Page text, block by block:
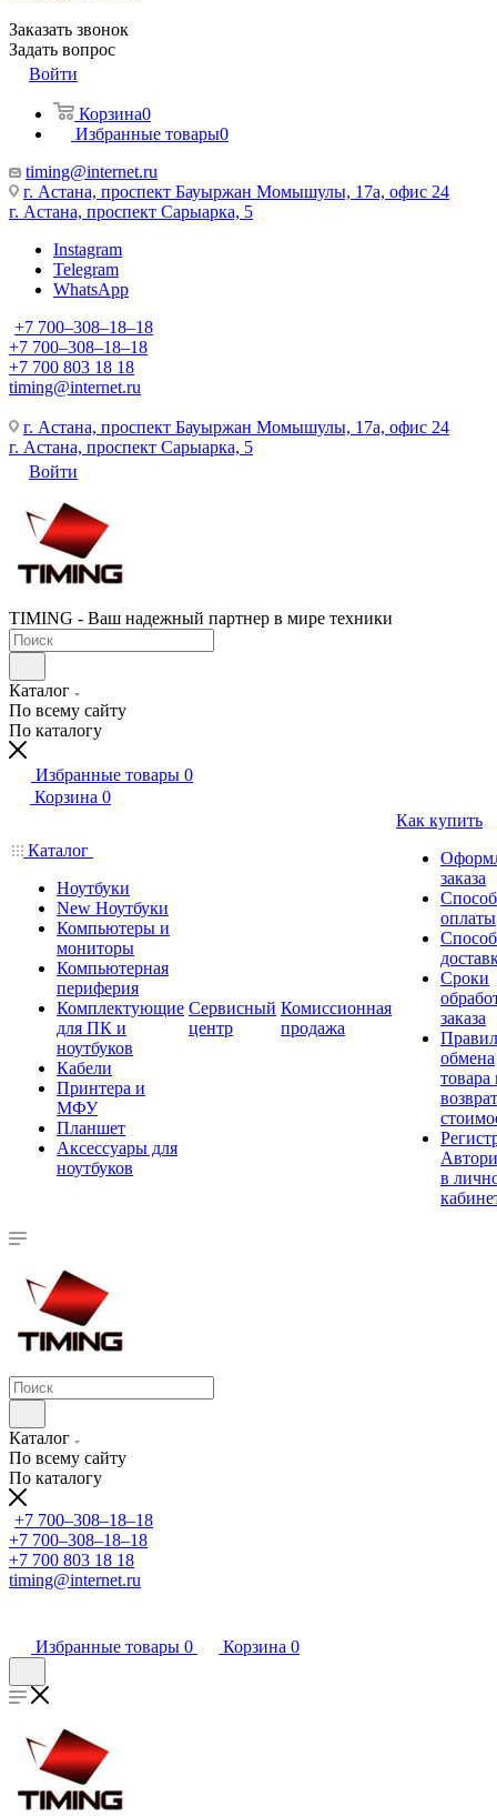
Заказать звонок
Задать вопрос
Войти
Корзина0
Избранные товары0
timing@internet.ru
г. Астана, проспект Бауыржан Момышулы, 17а, офис 24
г. Астана, проспект Сарыарка, 5
Instagram
Telegram
WhatsApp
+7 700‒308‒18‒18
+7 700‒308‒18‒18
+7 700 803 18 18
timing@internet.ru
г. Астана, проспект Бауыржан Момышулы, 17а, офис 24
г. Астана, проспект Сарыарка, 5
Войти
TIMING - Ваш надежный партнер в мире техники
Каталог
По всему сайту
По каталогу
Избранные товары 0
Корзина 0
Каталог
Ноутбуки
New Ноутбуки
Компьютеры и
мониторы
Компьютерная
периферия
Комплектующие
для ПК и
ноутбуков
Кабели
Принтера и
МФУ
Планшет
Аксессуары для
ноутбуков
Сервисный
центр
Комиссионная
продажа
Как купить
заказа
оплаты
Сроки
заказа
обмена
товара
в
Каталог
По всему сайту
По каталогу
+7 700‒308‒18‒18
+7 700‒308‒18‒18
+7 700 803 18 18
timing@internet.ru
Избранные товары 0 Корзина 0